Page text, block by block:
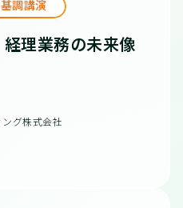
基調講演
理業務の未来像
ング株式会社